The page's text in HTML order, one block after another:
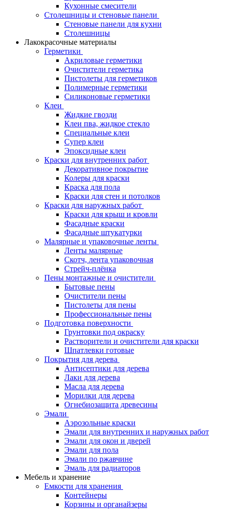
Кухонные смесители
Столешницы и стеновые панели
Стеновые панели для кухни
Столешницы
Лакокрасочные материалы
Герметики
Акриловые герметики
Очистители герметика
Пистолеты для герметиков
Полимерные герметики
Силиконовые герметики
Клеи
Жидкие гвозди
Клеи пва, жидкое стекло
Специальные клеи
Супер клеи
Эпоксидные клеи
Краски для внутренних работ
Декоративное покрытие
Колеры для краски
Краска для пола
Краски для стен и потолков
Краски для наружных работ
Краски для крыш и кровли
Фасадные краски
Фасадные штукатурки
Малярные и упаковочные ленты
Ленты малярные
Скотч, лента упаковочная
Стрейч-плёнка
Пены монтажные и очистители
Бытовые пены
Очистители пены
Пистолеты для пены
Профессиональные пены
Подготовка поверхности
Грунтовки под окраску
Растворители и очистители для краски
Шпатлевки готовые
Покрытия для дерева
Антисептики для дерева
Лаки для дерева
Масла для дерева
Морилки для дерева
Огнебиозащита древесины
Эмали
Аэрозольные краски
Эмали для внутренних и наружных работ
Эмали для окон и дверей
Эмали для пола
Эмали по ржавчине
Эмаль для радиаторов
Мебель и хранение
Емкости для хранения
Контейнеры
Корзины и органайзеры